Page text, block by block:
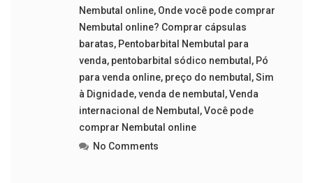
Nembutal online, Onde você pode comprar
Nembutal online? Comprar cápsulas
baratas, Pentobarbital Nembutal para
venda, pentobarbital sódico nembutal , Pó
para venda online, preço do nembutal ,Sim
à Dignidade,venda de nembutal ,Venda
internacional de Nembutal ,Você pode
comprar Nembutal online
No Comments